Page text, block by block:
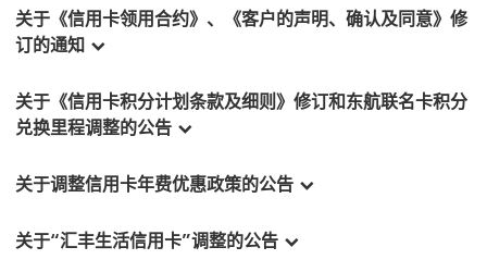
关于《信用卡领用合约》、《客户的声明、确认及同意》修
订的通知
关于《信用卡积分计划条款及细则》修订和东航联名卡积分
兑换里程调整的公告
关于调整信用卡年费优惠政策的公告
关于“汇丰生活信用卡”调整的公告